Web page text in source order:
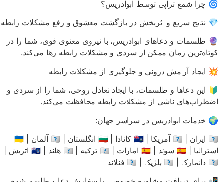
🌀 چرا شمع تراپی توسط ابوادریس؟
💎 نتایج سریع و اثربخش در بازگشت معشوق و رفع مشکلات رابطه
🔮 طلسمات و دعاهای ابوادریس، با نیروی معنوی قوی، شما را در
کوتاه‌ترین زمان ممکن از سردی و مشکلات رابطه رها می‌کند.
💥 ایجاد آرامش درونی و جلوگیری از مشکلات رابطه
🔰 این دعاها و طلسمات، با ایجاد تعادل روحی، شما را از سردی و
اضطراب‌های ناشی از مشکلات رابطه محافظت می‌کند.
🌍 خدمات ابوادریس در سراسر جهان:
🇮🇷 ایران | 🇺🇸 آمریکا | 🇨🇦 کانادا | 🇬🇧 انگلستان | 🇩🇪 آلمان | 🇦🇺
استرالیا | 🇸🇪 سوئد | 🇦🇪 امارات | 🇹🇷 ترکیه | 🇳🇱 هلند | 🇦🇹 اتریش |
🇩🇰 دانمارک | 🇧🇪 بلژیک | 🇫🇮 فنلاند